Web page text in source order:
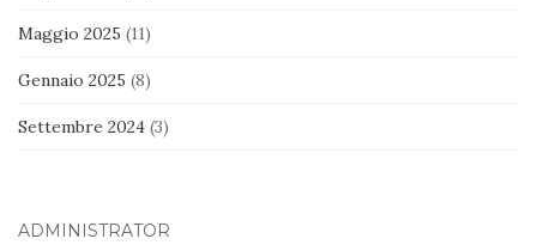
Maggio 2025 (11)
Gennaio 2025 (8)
Settembre 2024 (3)
ADMINISTRATOR